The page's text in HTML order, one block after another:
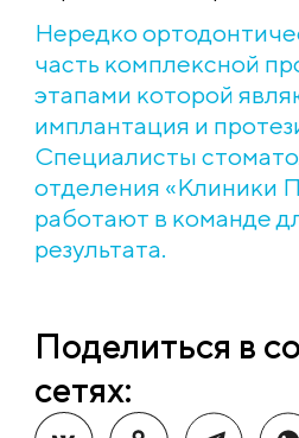
Нередко
часть комплексной
этапами которой
имплантация и
Специалисты
отделения «Клиники
работают в команде
результата.
Поделиться в
сетях: